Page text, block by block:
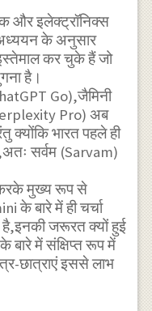
और इलेक्ट्रॉनिक्स
अध्ययन के अनुसार
कर चुके हैं जो
है।
Go),जैमिनी
Pro) अब
क्योंकि भारत पहले ही
सर्वम (Sarvam)
करके मुख्य रूप से
के बारे में ही चर्चा
जरूरत क्यों हुई
में संक्षिप्त रूप में
छात्राएं इससे लाभ